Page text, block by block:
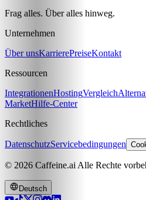
Frag alles. Über alles hinweg.
Unternehmen
Über unsKarrierePreiseKontakt
Ressourcen
IntegrationenHostingVergleich
MarketHilfe-Center
Rechtliches
DatenschutzServicebedingungen
© 2026 Caffeine.ai Alle Rechte
Deutsch